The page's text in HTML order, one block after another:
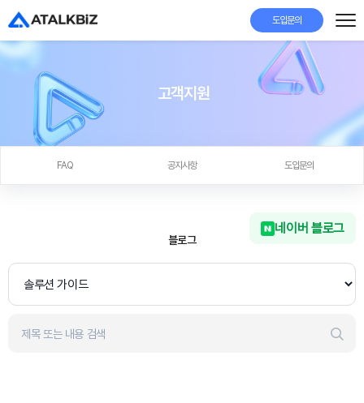
도입문의
고객지원
FAQ 공지사항 도입문의
블로그
네이버 블로그